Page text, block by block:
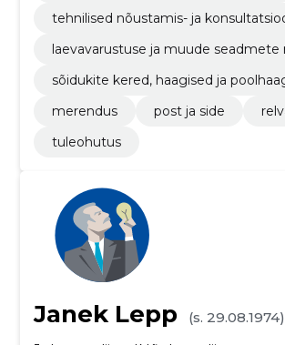
tehnilised nõustamis- ja
laevavarustuse ja muude seadmete
sõidukite kered, haagised ja
merendus
post ja side
tuleohutus
Janek Lepp
(s. 29.08.1974)